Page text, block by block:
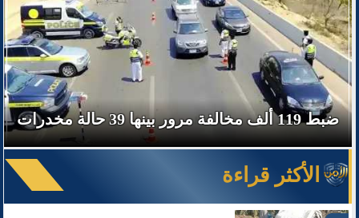
ضبط 119 ألف مخالفة مرور بينها 39 حالة مخدرات
الأكثر قراءة